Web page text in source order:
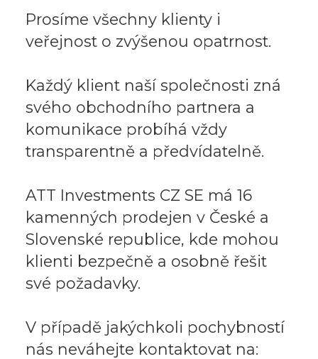
Prosíme všechny klienty i
veřejnost o zvýšenou opatrnost.
Každý klient naší společnosti zná
svého obchodního partnera a
komunikace probíhá vždy
transparentně a předvídatelně.
ATT Investments CZ SE má 16
kamenných prodejen v České a
Slovenské republice, kde mohou
klienti bezpečně a osobně řešit
své požadavky.
V případě jakýchkoli pochybností
nás neváhejte kontaktovat na: